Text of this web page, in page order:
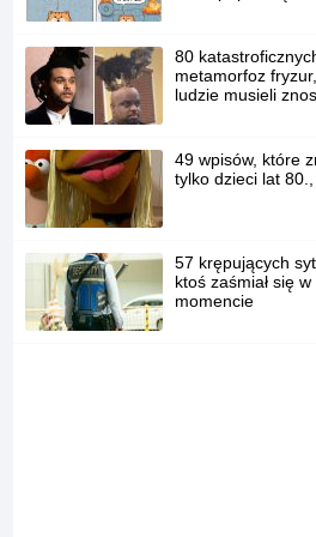
80
metamorfoz
ludzie musieli
49 wpisów, które
tylko dzieci lat 80.,
57 krępujących
ktoś zaśmiał się w
momencie